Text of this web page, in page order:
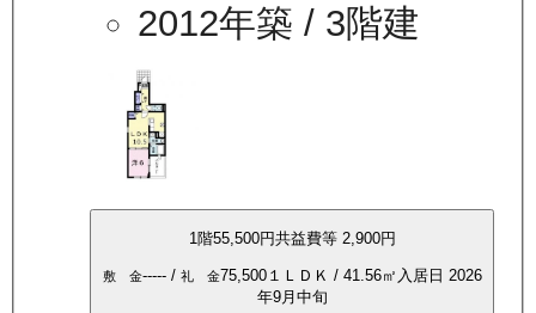
2012年築 / 3階建
1 階55,500円共益費等 2,900円
敷 金-----/ 礼 金75,500１ＬＤＫ / 41.56㎡ 入居日 2026
年9月中旬